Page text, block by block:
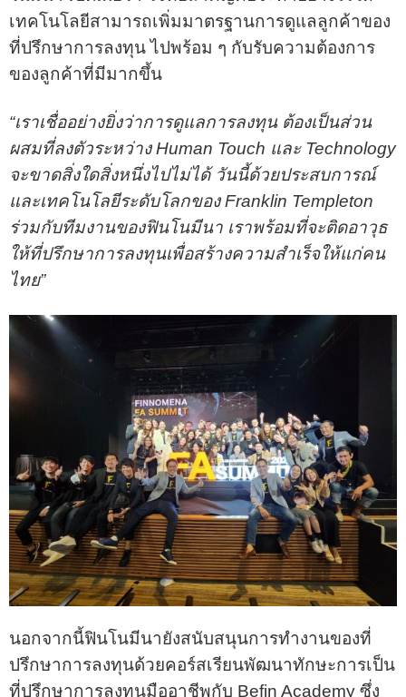
เทคโนโลยีสามารถเพิ่มมาตรฐานการดูแลลูกค้าของ
ที่ปรึกษาการลงทุน ไปพร้อม ๆ กับรับความต้องการ
ของลูกค้าที่มีมากขึ้น
“เราเชื่ออย่างยิ่งว่าการดูแลการลงทุน ต้องเป็นส่วน
ผสมที่ลงตัวระหว่าง Human Touch และ Technology
จะขาดสิ่งใดสิ่งหนึ่งไปไม่ได้ วันนี้ด้วยประสบการณ์
และเทคโนโลยีระดับโลกของ Franklin Templeton
ร่วมกับทีมงานของฟินโนมีนา เราพร้อมที่จะติดอาวุธ
ให้ที่ปรึกษาการลงทุนเพื่อสร้างความสำเร็จให้แก่คน
ไทย”
นอกจากนี้ฟินโนมีนายังสนับสนุนการทำงานของที่
ปรึกษาการลงทุนด้วยคอร์สเรียนพัฒนาทักษะการเป็น
ที่ปรึกษาการลงทุนมืออาชีพกับ Befin Academy ซึ่ง